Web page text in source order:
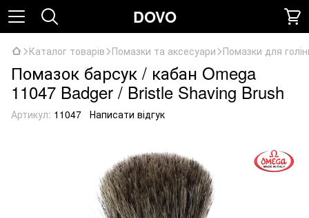
DOVO
Каталог товарів Помазки та аксесуари Помазки для
Помазок барсук / кабан Omega
11047 Badger / Bristle Shaving Brush
Артикул: 11047 Написати відгук